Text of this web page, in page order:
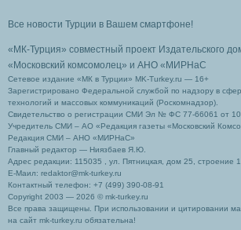
Все новости Турции в Вашем смартфоне!
«МК-Турция» совместный проект Издательского
«Московский комсомолец» и АНО «МИРНаС
Сетевое издание «МК в Турции» MK-Turkey.ru — 16+
Зарегистрировано Федеральной службой по надзору в
технологий и массовых коммуникаций (Роскомнадзор).
Свидетельство о регистрации СМИ Эл № ФС 77-66061 от
Учредитель СМИ – АО «Редакция газеты «Московский
Редакция СМИ – АНО «МИРНаС»
Главный редактор — Ниязбаев Я.Ю.
Адрес редакции: 115035 , ул. Пятницкая, дом 25, строение
Е-Маил: redaktor@mk-turkey.ru
Контактный телефон: +7 (499) 390-08-91
Copyright 2003 — 2026 © mk-turkey.ru
Все права защищены. При использовании и цитировании
на сайт mk-turkey.ru обязательна!